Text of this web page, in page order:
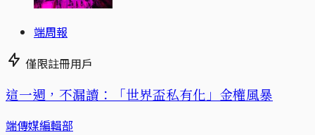
端周報
僅限註冊用戶
這一週，不漏讀：「世界盃私有化」金權風暴
端傳媒編輯部